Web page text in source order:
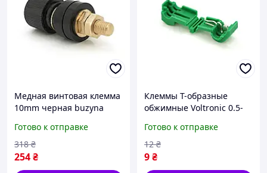
Медная винтовая клемма
10mm черная buzyna
Готово к отправке
254₴
318 ₴
Клеммы T-образные
обжимные Voltronic 0.5-
УХЛ3.1 красные buzyna
Готово к отправке
9₴
12 ₴